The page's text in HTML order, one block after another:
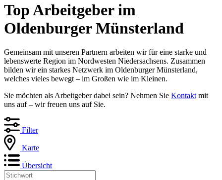
Top Arbeitgeber im
Oldenburger Münsterland
Gemeinsam mit unseren Partnern arbeiten wir für eine starke und
lebenswerte Region im Nordwesten Niedersachsens. Zusammen
bilden wir ein starkes Netzwerk im Oldenburger Münsterland,
welches vieles bewegt – im Großen wie im Kleinen.
Sie möchten als Arbeitgeber dabei sein? Nehmen Sie Kontakt mit
uns auf – wir freuen uns auf Sie.
Filter
Karte
Übersicht